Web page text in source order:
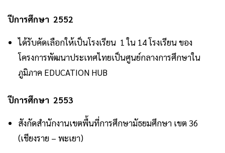
ปีการศึกษา 2552
ได้รับคัดเลือกให้เป็นโรงเรียน 1 ใน 14 โรงเรียน ของ
โครงการพัฒนาประเทศไทยเป็นศูนย์กลางการศึกษาใน
ภูมิภาค EDUCATION HUB
ปีการศึกษา 2553
สังกัดสำนักงานเขตพื้นที่การศึกษามัธยมศึกษา เขต 36
(เชียงราย – พะเยา)